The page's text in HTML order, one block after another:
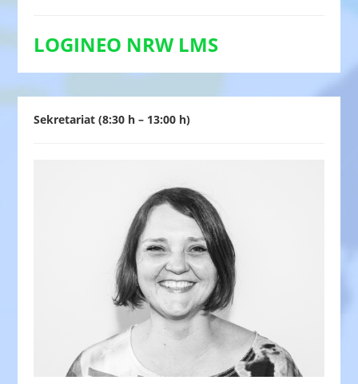
LOGINEO NRW LMS
Sekretariat (8:30 h – 13:00 h)